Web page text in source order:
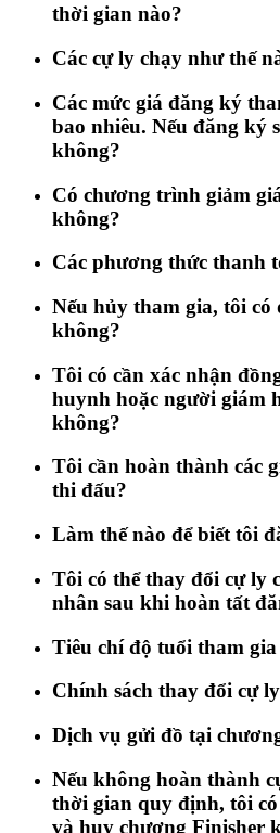
thời gian nào?
Các cự ly chạy như thế
Các mức giá đăng ký
bao nhiêu. Nếu đăng ký
không?
Có chương trình giảm
không?
Các phương thức thanh
Nếu hủy tham gia, tôi
không?
Tôi có cần xác nhận
huynh hoặc người giám
không?
Tôi cần hoàn thành các
thi đấu?
Làm thế nào để biết tôi
Tôi có thể thay đổi cự ly
nhân sau khi hoàn tất
Tiêu chí độ tuổi tham
Chính sách thay đổi cự
Dịch vụ gửi đồ tại
Nếu không hoàn thành
thời gian quy định, tôi
và huy chương Finisher